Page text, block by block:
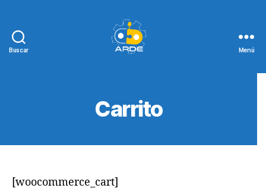
Buscar Menú
Carrito
[woocommerce_cart]